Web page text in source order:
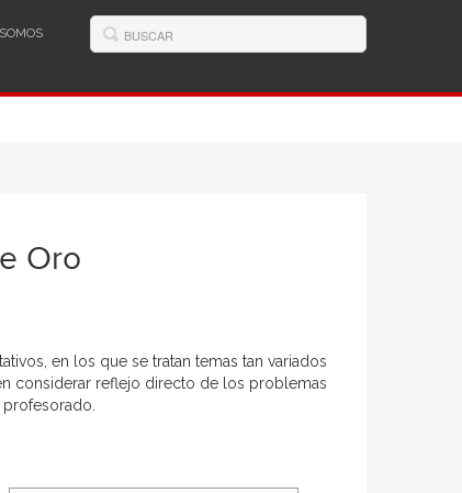
Oro
en los que se tratan temas tan variados
considerar reflejo directo de los problemas